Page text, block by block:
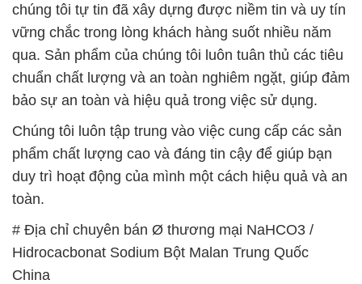
chúng tôi tự tin đã xây dựng được niềm tin và uy tín
vững chắc trong lòng khách hàng suốt nhiều năm
qua. Sản phẩm của chúng tôi luôn tuân thủ các tiêu
chuẩn chất lượng và an toàn nghiêm ngặt, giúp đảm
bảo sự an toàn và hiệu quả trong việc sử dụng.
Chúng tôi luôn tập trung vào việc cung cấp các sản
phẩm chất lượng cao và đáng tin cậy để giúp bạn
duy trì hoạt động của mình một cách hiệu quả và an
toàn.
# Địa chỉ chuyên bán Ø thương mại NaHCO3 /
Hidrocacbonat Sodium Bột Malan Trung Quốc
China